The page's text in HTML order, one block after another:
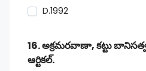
D.1992
16. అక్రమరవాణా, కట్టు
ఆర్టికల్.